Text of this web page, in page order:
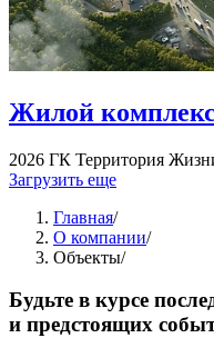
Жилой
2026 ГК Территория
Загрузить еще
Главная/
О компании/
Объекты/
Будьте в курсе
и предстоящих